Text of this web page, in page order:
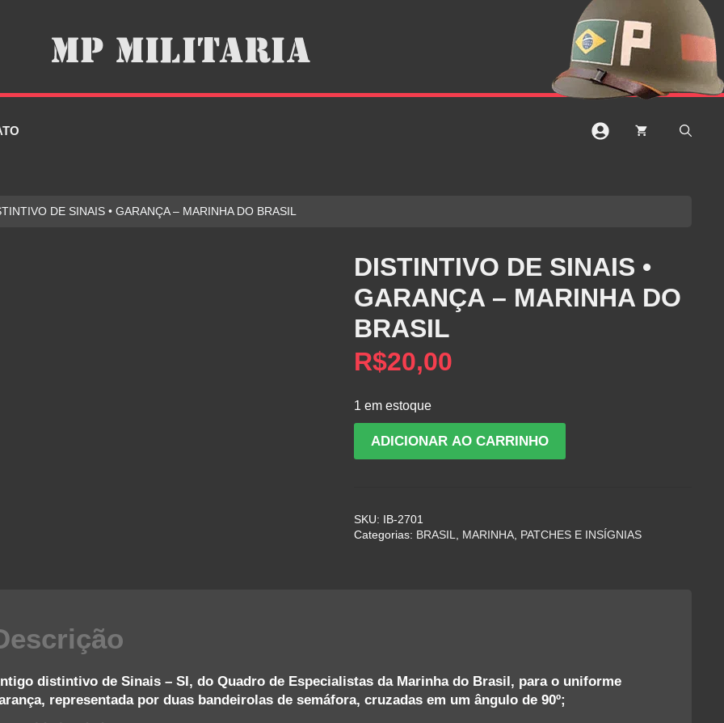
DE SINAIS • GARANÇA – MARINHA DO BRASIL
DISTINTIVO DE SINAIS •
GARANÇA – MARINHA DO
BRASIL
R$20,00
1 em estoque
DE
–
MARINHA
ADICIONAR AO CARRINHO
SKU:
IB-2701
Categorias: BRASIL, MARINHA, PATCHES E INSÍGNIAS
distintivo de Sinais – SI, do Quadro de Especialistas da Marinha do Brasil, para o uniforme
representada por duas bandeirolas de semáfora, cruzadas em um ângulo de 90º;